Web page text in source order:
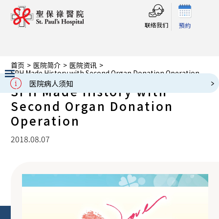
联络我们 預約
医院病人须知
Slide 2 of 3.
首页 > 医院简介 > 医院资讯 >
SPH Made History with Second Organ Donation Operation
SPH Made History with
Second Organ Donation
Operation
2018.08.07